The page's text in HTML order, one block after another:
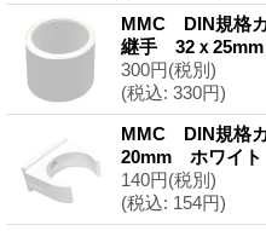
MMC DIN規格
継手 32ｘ
300円(税別)
(税込: 330円)
MMC DIN規格
20mm ホワイト
140円(税別)
(税込: 154円)